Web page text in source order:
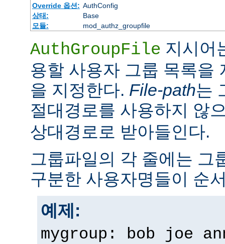
Override 옵션: AuthConfig
상태:
Base
모듈:
mod_authz_groupfile
AuthGroupFile 지시어
용할 사용자 그룹 목록을
을 지정한다. File-path는
절대경로를 사용하지 않
상대경로로 받아들인다.
그룹파일의 각 줄에는 그
구분한 사용자명들이 순
예제:
mygroup: bob joe